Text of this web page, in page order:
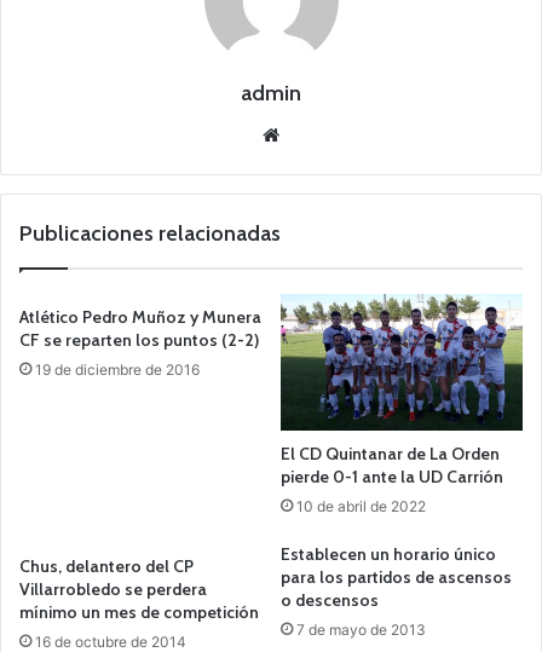
admin
we
Publicaciones relacionadas
Atlético Pedro Muñoz y Munera
CF se reparten los puntos (2-2)
19 de diciembre de 2016
El CD Quintanar de La Orden
pierde 0-1 ante la UD Carrión
10 de abril de 2022
Chus, delantero del CP
Villarrobledo se perdera
mínimo un mes de competición
16 de octubre de 2014
Establecen un horario único
para los partidos de ascensos
o descensos
7 de mayo de 2013